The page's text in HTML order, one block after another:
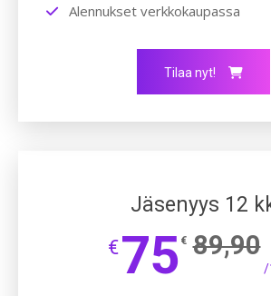
Alennukset verkkokaupassa
Tilaa nyt!
Jäsenyys 12
€75 € 89,90
/